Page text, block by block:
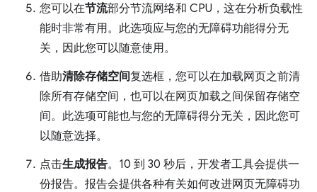
您可以在节流部分节流网络和 CPU，这在分析负载性
能时非常有用。此选项应与您的无障碍功能得分无
关，因此您可以随意使用。
借助清除存储空间复选框，您可以在加载网页之前清
除所有存储空间，也可以在网页加载之间保留存储空
间。此选项可能也与您的无障碍得分无关，因此您可
以随意选择。
点击生成报告。10 到 30 秒后，开发者工具会提供一
份报告。报告会提供各种有关如何改进网页无障碍功